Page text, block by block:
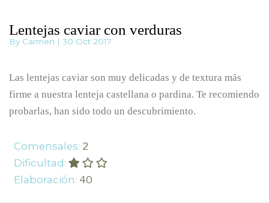
Lentejas caviar con verduras
By Carmen | 30 Oct 2017
Las lentejas caviar son muy delicadas y de textura más
firme a nuestra lenteja castellana o pardina. Te recomiendo
probarlas, han sido todo un descubrimiento.
Comensales: 2
Dificultad:
Elaboración: 40